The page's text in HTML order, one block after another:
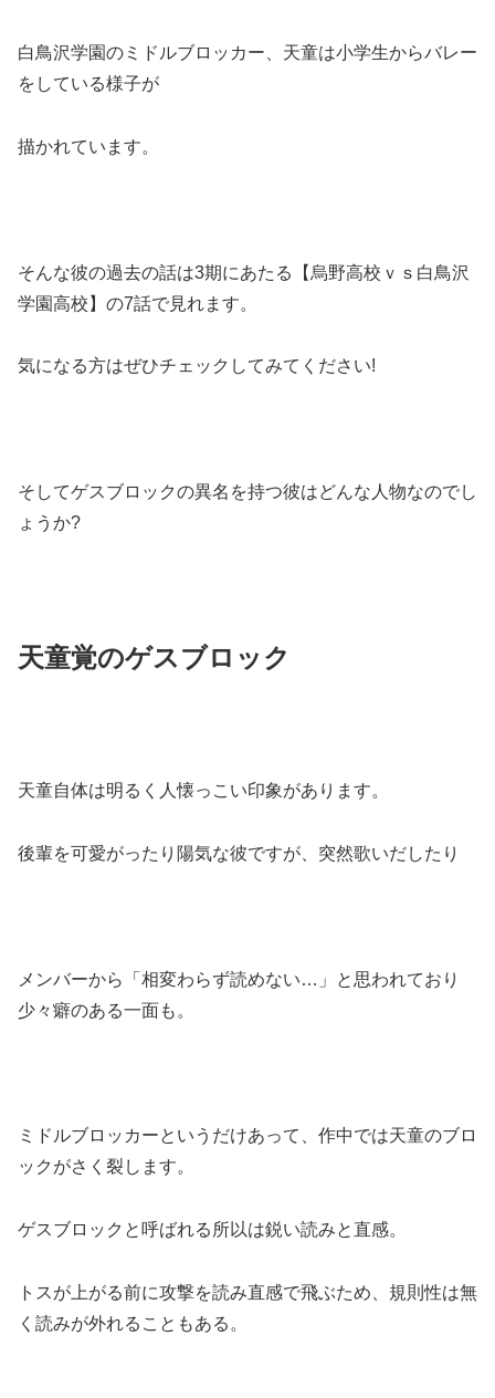
白鳥沢学園のミドルブロッカー、天童は小学生からバレー
をしている様子が
描かれています。
そんな彼の過去の話は3期にあたる【烏野高校ｖｓ白鳥沢
学園高校】の7話で見れます。
気になる方はぜひチェックしてみてください!
そしてゲスブロックの異名を持つ彼はどんな人物なのでし
ょうか?
天童覚のゲスブロック
天童自体は明るく人懐っこい印象があります。
後輩を可愛がったり陽気な彼ですが、突然歌いだしたり
メンバーから「相変わらず読めない…」と思われており
少々癖のある一面も。
ミドルブロッカーというだけあって、作中では天童のブロ
ックがさく裂します。
ゲスブロックと呼ばれる所以は鋭い読みと直感。
トスが上がる前に攻撃を読み直感で飛ぶため、規則性は無
く読みが外れることもある。